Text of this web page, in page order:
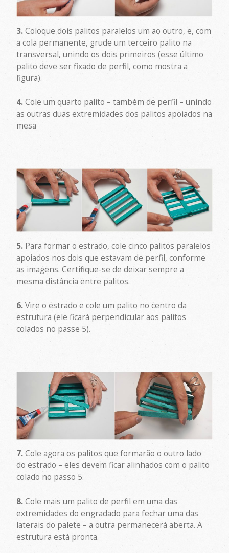
3.Coloque dois palitos paralelos um ao outro, e, com
a cola permanente, grude um terceiro palito na
transversal, unindo os dois primeiros (esse último
palito deve ser fixado de perfil, como mostra a
figura).
4.Cole um quarto palito – também de perfil – unindo
as outras duas extremidades dos palitos apoiados na
mesa
5. Para formar o estrado, cole cinco palitos paralelos
apoiados nos dois que estavam de perfil, conforme
as imagens. Certifique-se de deixar sempre a
mesma distância entre palitos.
6.Vire o estrado e cole um palito no centro da
estrutura (ele ficará perpendicular aos palitos
colados no passe 5).
7.Cole agora os palitos que formarão o outro lado
do estrado – eles devem ficar alinhados com o palito
colado no passo 5.
8.Cole mais um palito de perfil em uma das
extremidades do engradado para fechar uma das
laterais do palete – a outra permanecerá aberta. A
estrutura está pronta.